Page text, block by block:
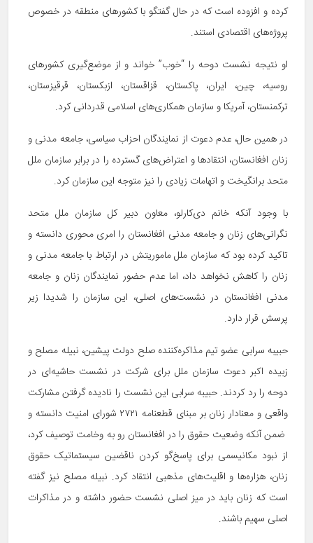
کرده و افزوده است که در حال گفتگو با کشورهای منطقه در خصوص
پروژه‌های اقتصادی استند.
او نتیجه نشست دوحه را “خوب” خواند و از موضع‌گیری کشورهای
روسیه، چین، ایران، پاکستان، قزاقستان، ازبکستان، قرقیزستان،
ترکمنستان، آمریکا و سازمان همکاری‌های اسلامی قدردانی کرد.
در همین حال، عدم دعوت از نمایندگان احزاب سیاسی، جامعه مدنی و
زنان افغانستان، انتقادها و اعتراض‌های گسترده را در برابر سازمان ملل
متحد برانگیخت و اتهامات زیادی را نیز متوجه این سازمان کرد.
با وجود آنکه خانم دی‌کارلو، معاون دبیر کل سازمان ملل متحد
نگرانی‌های زنان و جامعه مدنی افغانستان را امری محوری دانسته و
تاکید کرده بود که سازمان ملل ماموریتش در ارتباط با جامعه مدنی و
زنان را کاهش نخواهد داد، اما عدم حضور نمایندگان زنان و جامعه
مدنی افغانستان در نشست‌های اصلی، این سازمان را شدیدا زیر
پرسش قرار دارد.
حبیبه سرابی عضو تیم مذاکره‌کننده صلح دولت پیشین، نبیله مصلح و
زبیده اکبر دعوت سازمان ملل برای شرکت در نشست حاشیه‌ای در
دوحه را رد کردند. حبیبه سرابی این نشست را نادیده گرفتن مشارکت
واقعی و معنادار زنان بر مبنای قطعنامه ۲۷۲۱ شورای امنیت دانسته و
ضمن آنکه وضعیت حقوق را در افغانستان رو به وخامت توصیف کرد،
از نبود مکانیسمی برای پاسخ‌گو کردن ناقضین سیستماتیک حقوق
زنان، هزاره‌ها و اقلیت‌های مذهبی انتقاد کرد. نبیله مصلح نیز گفته
است که زنان باید در میز اصلی نشست حضور داشته و در مذاکرات
اصلی سهیم باشند.